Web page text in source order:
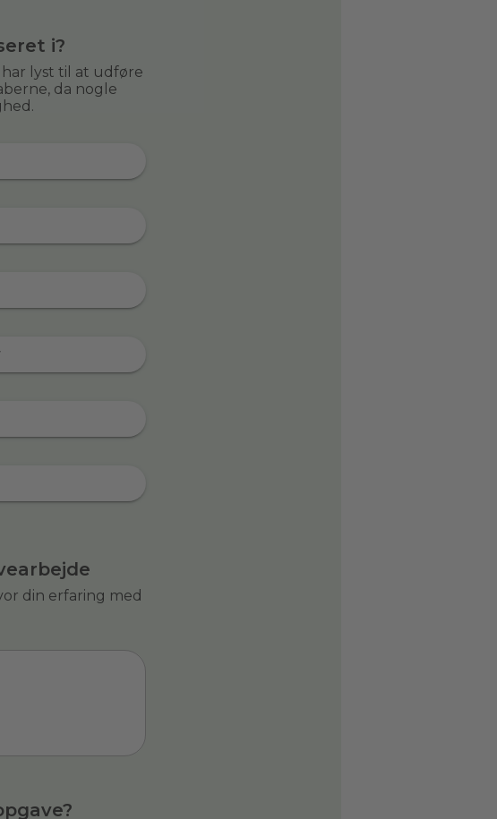
i?
lyst til at udføre
da nogle
din erfaring med